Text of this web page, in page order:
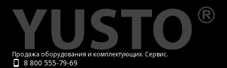
Продажа оборудования и комплектующих. Сервис.
8 800 555-79-69